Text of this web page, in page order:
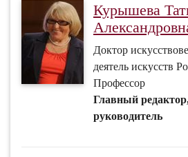
Курышева
Доктор
деятель искусств
Профессор
Главный
руководитель